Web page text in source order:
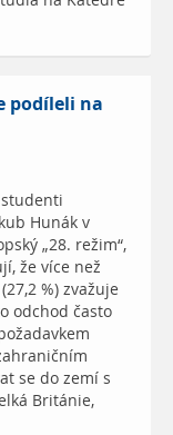
podíleli na
Hunák v
„28. režim“,
že více než
%) zvažuje
odchod často
se do zemí s
Británie,